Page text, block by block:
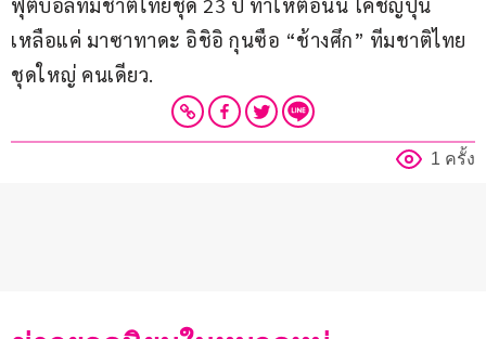
ฟุตบอลทีมชาติไทยชุด 23 ปี ทำให้ตอนนี้ โค้ชญี่ปุ่น
เหลือแค่ มาซาทาดะ อิชิอิ กุนซือ “ช้างศึก” ทีมชาติไทย
ชุดใหญ่ คนเดียว.
1 ครั้ง